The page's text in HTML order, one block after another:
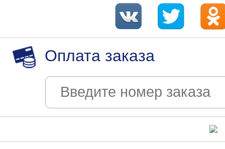
Оплата заказа